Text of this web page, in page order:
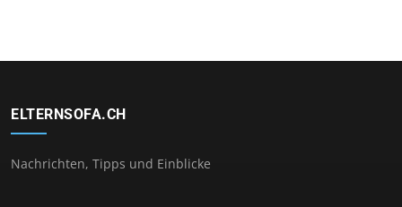
ELTERNSOFA.CH
Nachrichten, Tipps und Einblicke